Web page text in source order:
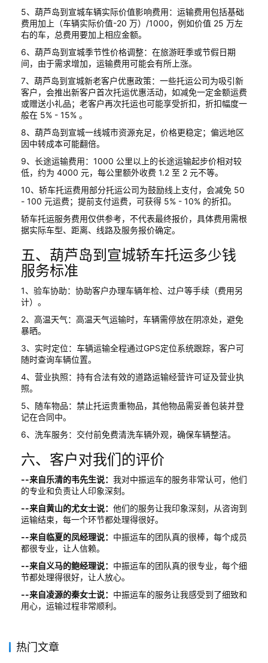
5、葫芦岛到宣城车辆实际价值影响费用：运输费用包括基础
费用加上（车辆实际价值-20 万）/1000，例如价值 25 万左
右的车，总费用要加上相应金额。
6、葫芦岛到宣城季节性价格调整：在旅游旺季或节假日期
间，由于需求增加，运输费用可能会有所上涨。
7、葫芦岛到宣城新老客户优惠政策：一些托运公司为吸引新
客户，会推出新客户首次托运优惠活动，如减免一定金额运费
或赠送小礼品；老客户再次托运也可能享受折扣，折扣幅度一
般在 5% - 15% 。
8、葫芦岛到宣城一线城市资源充足，价格更稳定；偏远地区
因中转成本可能翻倍。
9、长途运输费用：1000 公里以上的长途运输起步价相对较
低，约为 4000 元，每公里额外收费 1.2 至 2 元不等。
10、轿车托运费用部分托运公司为鼓励线上支付，会减免 50
- 100 元运费；提前支付运费，可获得 5% - 10% 的折扣。
轿车托运服务费用仅供参考，不代表最终报价，具体费用需根
据实际车型、距离、线路及服务报价确定。
五、葫芦岛到宣城轿车托运多少钱
服务标准
1、验车协助：协助客户办理车辆年检、过户等手续（费用另
计）。
2、高温天气：高温天气运输时，车辆需停放在阴凉处，避免
暴晒。
3、实时定位：车辆运输全程通过GPS定位系统跟踪，客户可
随时查询车辆位置。
4、营业执照：持有合法有效的道路运输经营许可证及营业执
照。
5、随车物品：禁止托运贵重物品，其他物品需妥善包装并登
记在合同中。
6、洗车服务：交付前免费清洗车辆外观，确保车辆整洁。
六、客户对我们的评价
--来自乐清的韦先生说： 我对中振运车的服务非常认可，他们
的专业和负责让人印象深刻。
--来自黄山的尤女士说： 他们的服务让我印象深刻，从咨询到
运输结束，每一个环节都处理得很好。
--来自临夏的凤经理说： 中振运车的团队真的很棒，每个成员
都很专业，让人信赖。
--来自义马的鲍经理说： 中振运车的团队真的很专业，每个细
节都处理得很好，让人放心。
--来自凌源的秦女士说： 中振运车的服务让我感受到了细致和
用心，运输过程非常顺利。
热门文章